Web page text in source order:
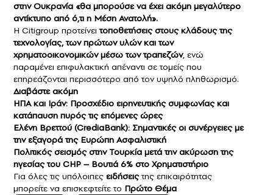
στην Ουκρανία «θα μπορούσε να έχει ακόμη μεγαλύτερο
αντίκτυπο από ό,τι η Μέση Ανατολή».
Η Citigroup προτείνειτοποθετήσεις στους κλάδους της
τεχνολογίας, των πρώτων υλών και των
χρηματοοικονομικών μέσω των τραπεζών, ενώ
παραμένει επιφυλακτική απέναντι σε τομείς που
επηρεάζονται περισσότερο από τον υψηλό πληθωρισμό.
Διαβάστε ακόμη
ΗΠΑ και Ιράν: Προσχέδιο ειρηνευτικής συμφωνίας και
κατάπαυση πυρός τις επόμενες ώρες
Ελένη Βρεττού (CrediaBank): Σημαντικές οι συνέργειες με
την εξαγορά της Ευρώπη Ασφαλιστική
Πολιτικός σεισμός στην Τουρκία μετά την ακύρωση της
ηγεσίας του CHP – Βουτιά 6% στο Χρηματιστήριο
Για όλες τις υπόλοιπες ειδήσειςτης επικαιρότητας
μπορείτε να επισκεφτείτε το Πρώτο Θέμα